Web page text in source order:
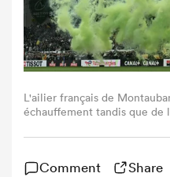
L'ailier français de
échauffement tandis que de
Paloise Bearn Pyrénées
du Hameau à Pau, dans le
juin 2026. (Photo de
Comment Share